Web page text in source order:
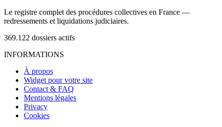
Le registre complet des procédures collectives en France —
redressements et liquidations judiciaires.
369.122 dossiers actifs
INFORMATIONS
À propos
Widget pour votre site
Contact & FAQ
Mentions légales
Privacy
Cookies